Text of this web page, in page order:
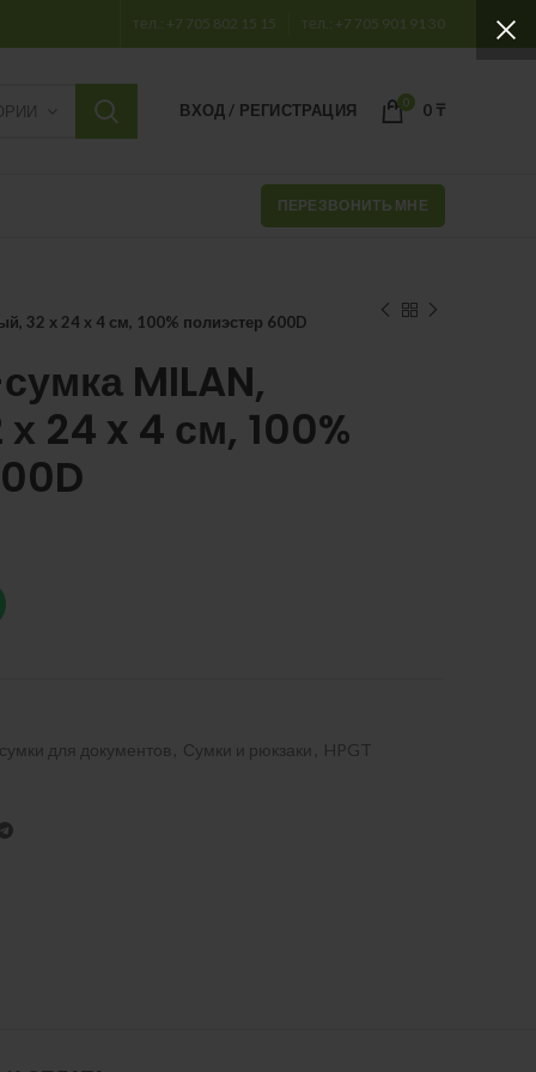
тел.: +7 705 802 15 15 тел.: +7 705 901 91 30
ВХОД / РЕГИСТРАЦИЯ 0 0 ₸
ПЕРЕЗВОНИТЬ МНЕ
32 х 24 x 4 см, 100% полиэстер 600D
MILAN,
24 x 4 см, 100%
для документов Сумки и рюкзаки
HPGT